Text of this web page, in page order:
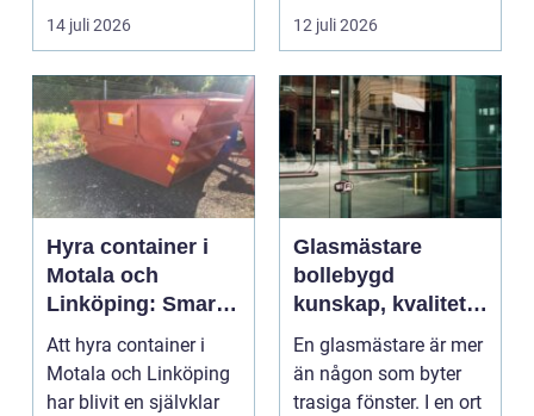
14 juli 2026
umgänge i et...
12 juli 2026
Hyra container i
Motala och
Linköping: Smart
avfallshantering
för projekt i alla
storlekar
Att hyra container i
Motala och Linköping
har blivit en självklar
Glasmästare
bollebygd
kunskap, kvalitet
och smarta
glaslösningar
En glasmästare är mer
än någon som byter
trasiga fönster. I en ort